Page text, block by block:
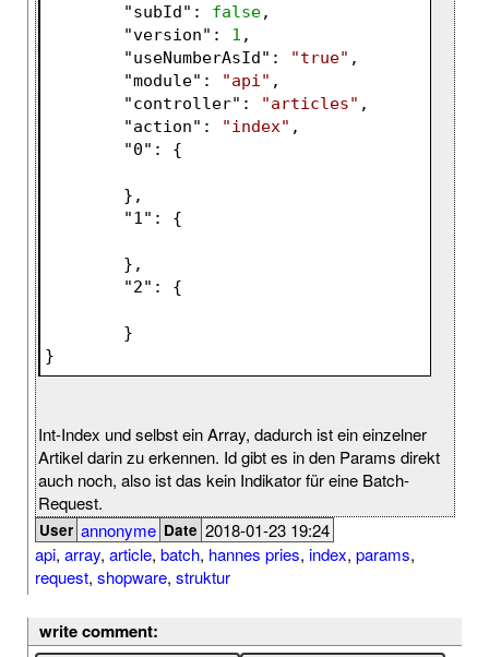
	"
subId": false,
	"
version": 1 ,
	"
useNumberAsId": "true" ,
	"
module": "api" ,
	"
controller": "articles" ,
	"
action": "index" ,
	"
0": {
	}
,
	"
1": {
	}
,
	"
2": {
	}
}
Int-Index und selbst ein Array, dadurch ist ein einzelner
Artikel darin zu erkennen. Id gibt es in den Params direkt
auch noch, also ist das kein Indikator für eine Batch-
Request.
User annonyme Date 2018-01-23 19:24
api, array, article, batch, hannes pries, index, params,
request, shopware, struktur
write comment: